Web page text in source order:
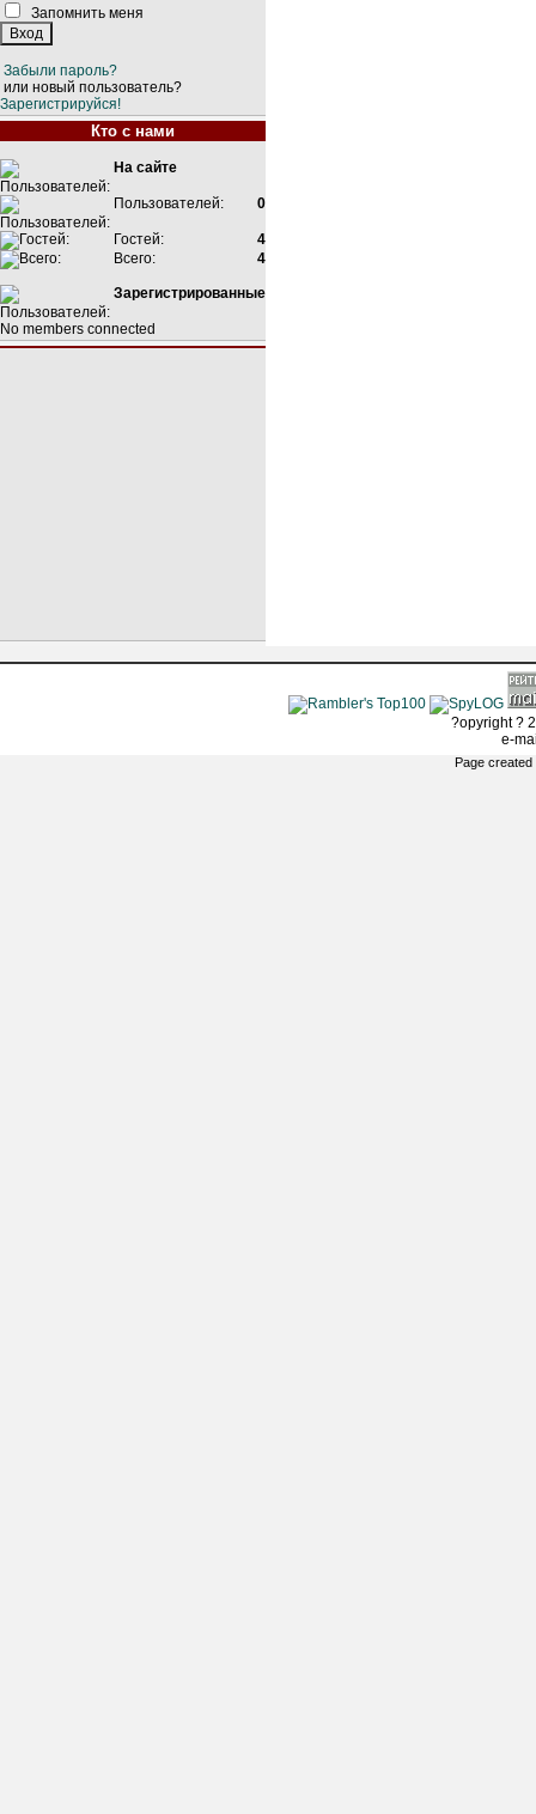
Запомнить меня
Забыли пароль?
или новый пользователь?
Зарегистрируйся!
Кто с нами
На сайте
Пользователей: 0
Гостей:
4
Всего:
4
Зарегистрированные
No members connected
?opyright ?
e-
Page